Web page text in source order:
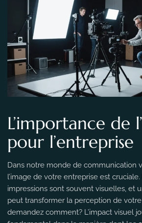
L’importance de
pour l’entreprise
Dans notre monde de communication
l’image de votre entreprise est
impressions sont souvent visuelles, et
peut transformer la perception de votre
demandez comment? L’impact visuel